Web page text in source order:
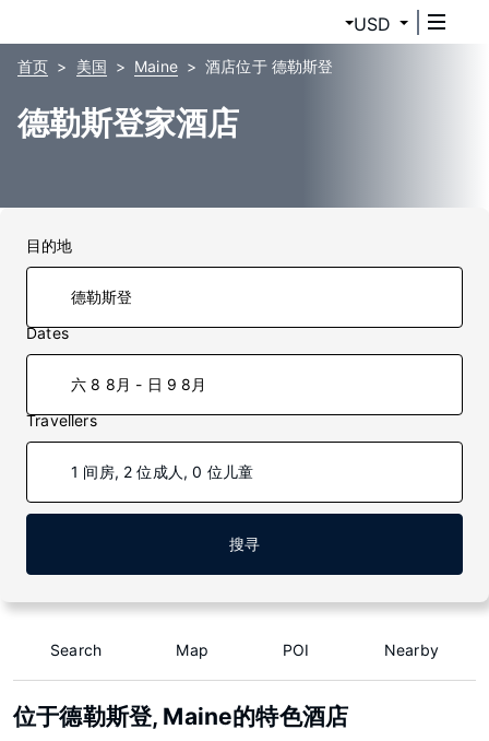
USD
首页 美国 Maine 酒店位于 德勒斯登
德勒斯登家酒店
目的地
Dates
六 8 8月 - 日 9 8月
Travellers
1 间房, 2 位成人, 0 位儿童
搜寻
Search Map POI Nearby
位于德勒斯登, Maine的特色酒店